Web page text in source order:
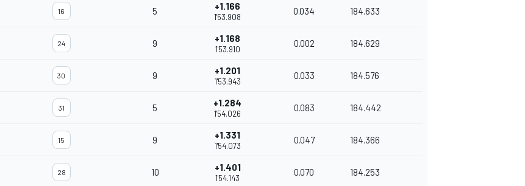
16 5 +1.166
1'53.908
0.034 184.633
24 9 +1.168
1'53.910
0.002 184.629
30 9 +1.201
1'53.943
0.033 184.576
31 5 +1.284
1'54.026
0.083 184.442
15 9 +1.331
1'54.073
0.047 184.366
28 10 +1.401
1'54.143
0.070 184.253